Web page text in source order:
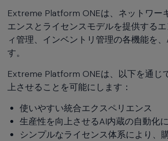
previous/next
items
and
down
into
a
menu.
Enter
will
Extreme Platform ONEは、ネットワー
エンスとライセンスモデルを提供する
ィ管理、インベントリ管理の各機能を
す。
Extreme Platform ONEは、以下を通じ
上させることを可能にします：
使いやすい統合エクスペリエンス
生産性を向上させるAI内蔵の自動化
シンプルなライセンス体系により、